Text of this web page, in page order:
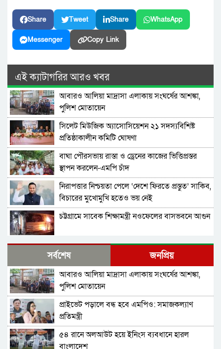
Share Tweet Share WhatsApp
Messenger Copy Link
এই ক্যাটাগরির আরও খবর
আবারও আলিয়া মাদ্রাসা এলাকায় সংঘর্ষের আশঙ্কা,
পুলিশ মোতায়েন
সিলেট মিউজিক অ্যাসোসিয়েশন ২১ সদস্যবিশিষ্ট
প্রতিষ্ঠাকালীন কমিটি ঘোষণা
বাঘা পৌরসভায় রাস্তা ও ড্রেনের কাজের ভিত্তিপ্রস্তর
স্থাপন করলেন-এমপি চাঁদ
নিরাপত্তার নিশ্চয়তা পেলে ‘দেশে ফিরতে প্রস্তুত’ সাকিব,
বিচারের মুখোমুখি হতেও ভয় নেই
চট্টগ্রামে সাবেক শিক্ষামন্ত্রী নওফেলের বাসভবনে আগুন
বগুড়ায় ও সিলেটে দুই ঘণ্টার ব্যবধানে সড়ক দুর্ঘটনায়
শিশুসহ প্রাণ গেল ১৫ জনের
ঢাকায় বাসভবনে অগ্নিকাণ্ড, স্ত্রীসহ হাসপাতালে ভর্তি
পাকিস্তান হাইকমিশনার
আওয়ামী লীগ আমাদের শত্রু নয়, অচিরেই আওয়ামী
লীগ বিএনপির সঙ্গে মিশে যাবে: সংসদ সদস্য নাছির
শহীদ আহসান জুলাই যোদ্ধা নন—দাবি বিএনপি নেতার,
সর্বশেষ জনপ্রিয়
আবারও আলিয়া মাদ্রাসা এলাকায় সংঘর্ষের আশঙ্কা,
পুলিশ মোতায়েন
প্রাইভেট পড়ালে বন্ধ হবে এমপিও: সমাজকল্যাণ
প্রতিমন্ত্রী
৫৪ রানে অলআউট হয়ে ইনিংস ব্যবধানে হারল
বাংলাদেশ